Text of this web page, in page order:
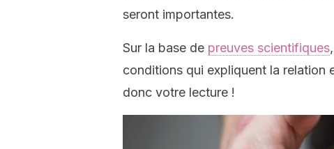
seront importantes.
Sur la base de preuves scientifiques
conditions qui expliquent la relation
donc votre lecture !